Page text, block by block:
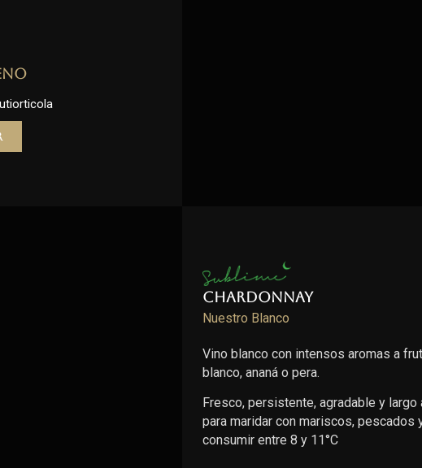
Chardonnay
Nuestro Blanco
Vino blanco con intensos aromas a
blanco, ananá o pera.
Fresco, persistente, agradable y
para maridar con mariscos, pescados
consumir entre 8 y 11°C